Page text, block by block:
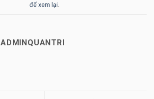
để xem lại
ADMINQUANTRI